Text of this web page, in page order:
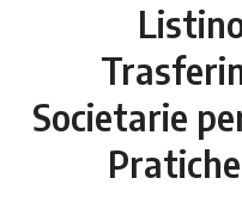
Societarie